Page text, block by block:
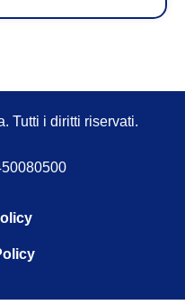
Tutti i diritti riservati.